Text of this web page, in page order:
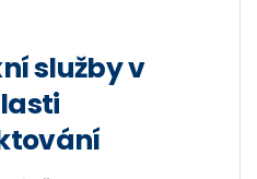
služby v